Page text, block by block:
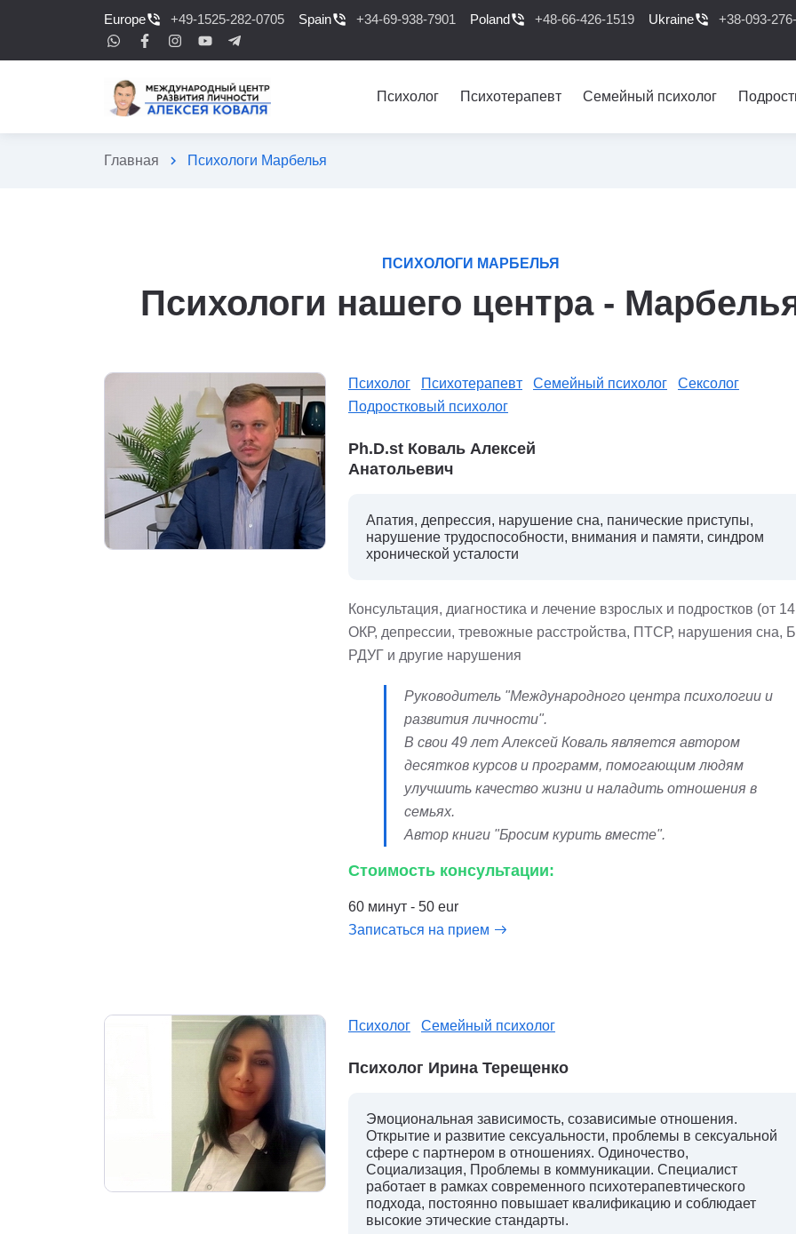
Europephone_in_talk +49-1525-282-0705 Spainphone_in_talk +34-69-938-7901 Polandphone_in_talk +48-66-426-1519 Ukrainephone_in_talk +38-093-
Психолог Психотерапевт Семейный психолог
Главная chevron_right Психологи Марбелья
ПСИХОЛОГИ МАРБЕЛЬЯ
Психологи нашего центра -
Психолог Психотерапевт Семейный психолог
Сексолог
Подростковый психолог
Ph.D.st Коваль Алексей
Анатольевич
Апатия, депрессия, нарушение сна, панические приступы,
нарушение трудоспособности, внимания и памяти, синдром
хронической усталости
Консультация, диагностика и лечение взрослых и подростков (от 14
ОКР, депрессии, тревожные расстройства, ПТСР, нарушения сна,
РДУГ и другие нарушения
Руководитель "Международного центра психологии и
развития личности".
В свои 49 лет Алексей Коваль является автором
десятков курсов и программ, помогающим людям
улучшить качество жизни и наладить отношения в
семьях.
Автор книги "Бросим курить вместе".
Стоимость консультации:
60 минут - 50 eur
Записаться на прием
Психолог Семейный психолог
Психолог Ирина Терещенко
Эмоциональная зависимость, созависимые отношения.
Открытие и развитие сексуальности, проблемы в сексуальной
сфере с партнером в отношениях. Одиночество,
Социализация, Проблемы в коммуникации. Специалист
работает в рамках современного психотерапевтического
подхода, постоянно повышает квалификацию и соблюдает
высокие этические стандарты.